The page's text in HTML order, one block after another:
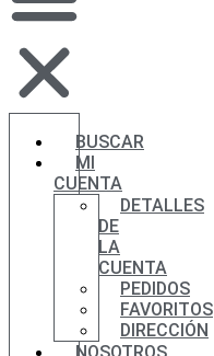
BUSCAR
MI
CUENTA
DETALLES
DE
LA
CUENTA
PEDIDOS
FAVORITOS
DIRECCIÓN
NOSOTROS